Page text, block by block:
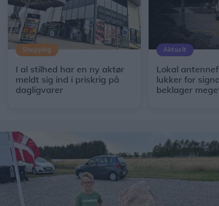
Shopping
I al stilhed har en ny aktør
meldt sig ind i priskrig på
dagligvarer
Aktuelt
Lokal
lukker for
beklager